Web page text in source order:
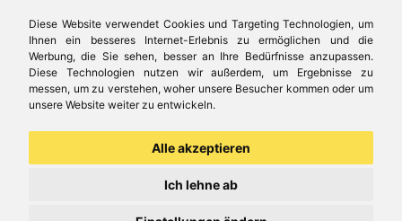
Diese Website verwendet Cookies und Targeting Technologien, um
Ihnen ein besseres Internet-Erlebnis zu ermöglichen und die
Werbung, die Sie sehen, besser an Ihre Bedürfnisse anzupassen.
Diese Technologien nutzen wir außerdem, um Ergebnisse zu
messen, um zu verstehen, woher unsere Besucher kommen oder um
unsere Website weiter zu entwickeln.
Alle akzeptieren
Ich lehne ab
Es gibt uns auch in